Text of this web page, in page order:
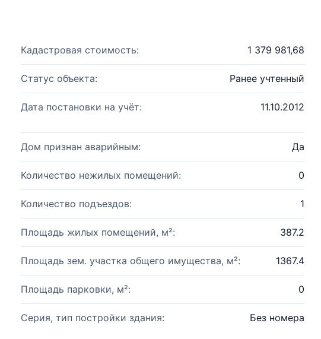
Кадастровая стоимость: 1 379 981,68
Статус объекта: Ранее учтенный
Дата постановки на учёт: 11.10.2012
Дом признан аварийным: Да
Количество нежилых помещений: 0
Количество подъездов: 1
Площадь жилых помещений, м²: 387.2
Площадь зем. участка общего имущества, м²: 1367.4
Площадь парковки, м²: 0
Серия, тип постройки здания: Без номера